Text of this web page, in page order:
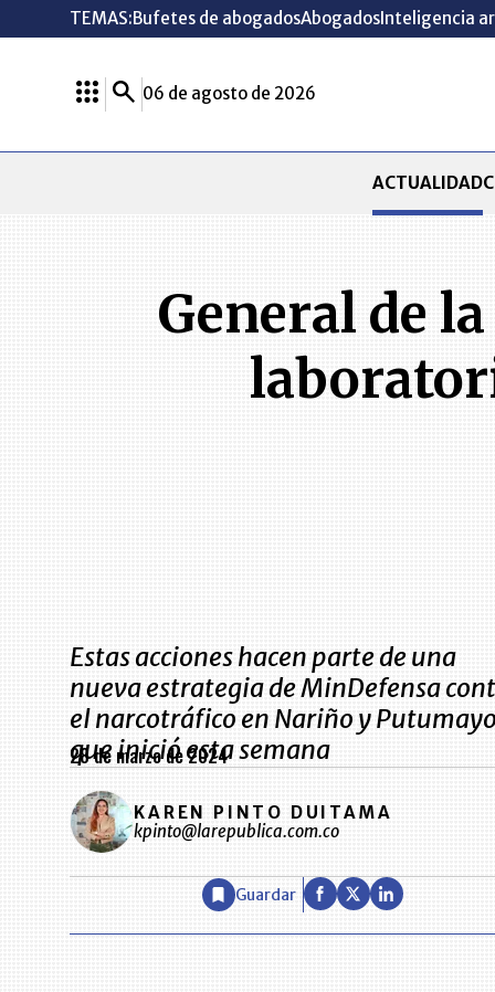
TEMAS:Bufetes de abogadosAbogadosInteligencia
06 de agosto de 2026
ACTUALIDAD
General de
Estas acciones hacen parte de una
nueva estrategia de MinDefensa
el narcotráfico en Nariño y
que inició esta semana
28 de marzo de 2024
KAREN PINTO DUITAMA
kpinto@larepublica.com.co
Guardar